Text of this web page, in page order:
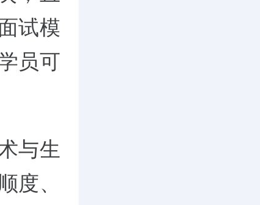
试模
员可
与生
度、